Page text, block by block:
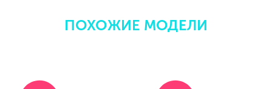
ПОХОЖИЕ МОДЕЛИ